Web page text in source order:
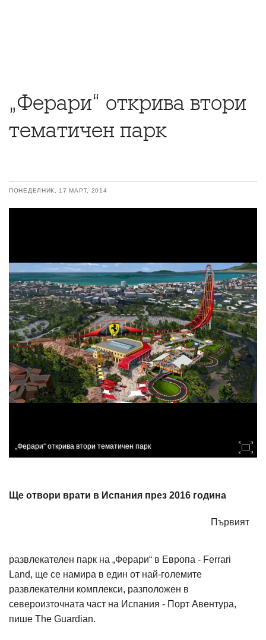
„Ферари“ открива втори
тематичен парк
ПОНЕДЕЛНИК, 17 МАРТ, 2014
„Ферари“ открива втори тематичен парк
Ще отвори врати в Испания през 2016 година
Първият
развлекателен парк на „Ферари“ в Европа - Ferrari
Land, ще се намира в един от най-големите
развлекателни комплекси, разположен в
североизточната част на Испания - Порт Авентура,
пише The Guardian.